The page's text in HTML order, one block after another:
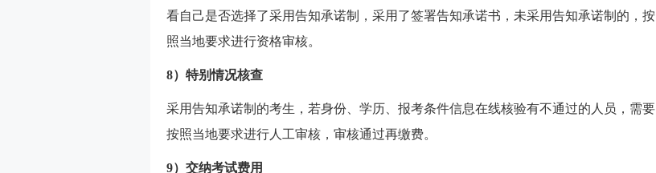
看自己是否选择了采用告知承诺制，采用了签署告知承诺书，未采用告知承诺制的，按
照当地要求进行资格审核。
8）特别情况核查
采用告知承诺制的考生，若身份、学历、报考条件信息在线核验有不通过的人员，需要
按照当地要求进行人工审核，审核通过再缴费。
9）交纳考试费用